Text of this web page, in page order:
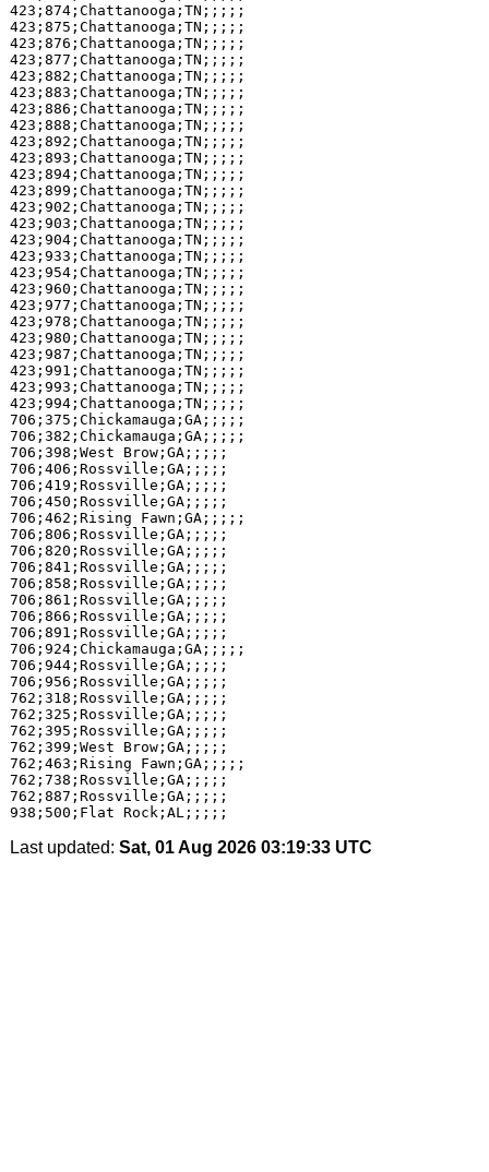
423;874;Chattanooga;TN;;;;;
423;875;Chattanooga;TN;;;;;
423;876;Chattanooga;TN;;;;;
423;877;Chattanooga;TN;;;;;
423;882;Chattanooga;TN;;;;;
423;883;Chattanooga;TN;;;;;
423;886;Chattanooga;TN;;;;;
423;888;Chattanooga;TN;;;;;
423;892;Chattanooga;TN;;;;;
423;893;Chattanooga;TN;;;;;
423;894;Chattanooga;TN;;;;;
423;899;Chattanooga;TN;;;;;
423;902;Chattanooga;TN;;;;;
423;903;Chattanooga;TN;;;;;
423;904;Chattanooga;TN;;;;;
423;933;Chattanooga;TN;;;;;
423;954;Chattanooga;TN;;;;;
423;960;Chattanooga;TN;;;;;
423;977;Chattanooga;TN;;;;;
423;978;Chattanooga;TN;;;;;
423;980;Chattanooga;TN;;;;;
423;987;Chattanooga;TN;;;;;
423;991;Chattanooga;TN;;;;;
423;993;Chattanooga;TN;;;;;
423;994;Chattanooga;TN;;;;;
706;375;Chickamauga;GA;;;;;
706;382;Chickamauga;GA;;;;;
706;398;West Brow;GA;;;;;
706;406;Rossville;GA;;;;;
706;419;Rossville;GA;;;;;
706;450;Rossville;GA;;;;;
706;462;Rising Fawn;GA;;;;;
706;806;Rossville;GA;;;;;
706;820;Rossville;GA;;;;;
706;841;Rossville;GA;;;;;
706;858;Rossville;GA;;;;;
706;861;Rossville;GA;;;;;
706;866;Rossville;GA;;;;;
706;891;Rossville;GA;;;;;
706;924;Chickamauga;GA;;;;;
706;944;Rossville;GA;;;;;
706;956;Rossville;GA;;;;;
762;318;Rossville;GA;;;;;
762;325;Rossville;GA;;;;;
762;395;Rossville;GA;;;;;
762;399;West Brow;GA;;;;;
762;463;Rising Fawn;GA;;;;;
762;738;Rossville;GA;;;;;
762;887;Rossville;GA;;;;;
Last updated: Sat, 01 Aug 2026 03:19:33 UTC